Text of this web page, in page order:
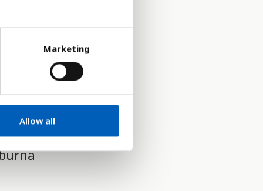
Marketing
Allow all
FN:s 17